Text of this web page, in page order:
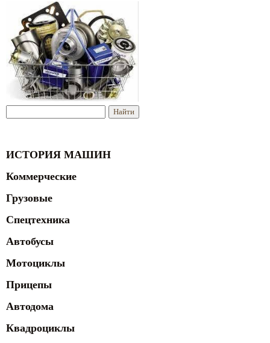
ИСТОРИЯ МАШИН
Коммерческие
Грузовые
Спецтехника
Автобусы
Мотоциклы
Прицепы
Автодома
Квадроциклы